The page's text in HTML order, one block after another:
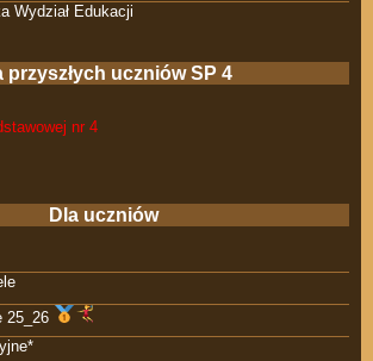
Wydział Edukacji
przyszłych uczniów SP 4
nr 4
Dla uczniów
25_26